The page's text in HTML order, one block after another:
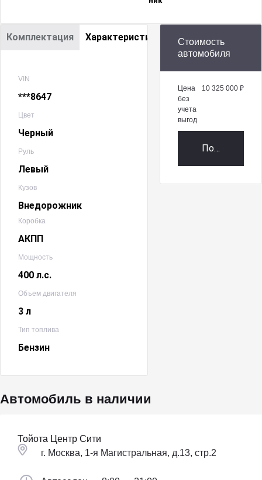
Комплектация Характеристики
VIN
***8647
Цвет
Черный
Руль
Левый
Кузов
Внедорожник
Коробка
АКПП
Мощность
400 л.с.
Объем двигателя
3 л
Тип топлива
Бензин
Стоимость
автомобиля
Цена
без
учета
выгод
10 325 000 ₽
Получить
Автомобиль в наличии
Тойота Центр Сити
г. Москва, 1-я Магистральная, д.13, стр.2